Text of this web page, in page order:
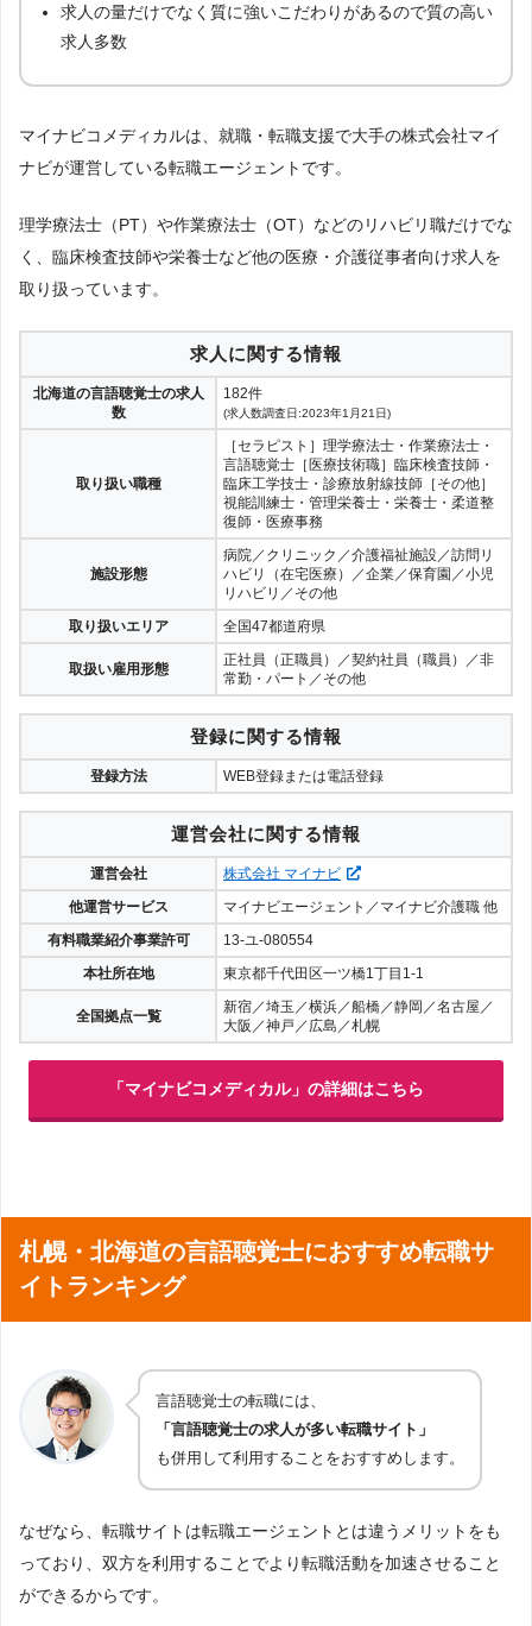
求人の量だけでなく質に強いこだわりがあるので質の高い
求人多数
マイナビコメディカルは、就職・転職支援で大手の株式会社マイ
ナビが運営している転職エージェントです。
理学療法士（PT）や作業療法士（OT）などのリハビリ職だけでな
く、臨床検査技師や栄養士など他の医療・介護従事者向け求人を
取り扱っています。
求人に関する情報
北海道の言語聴覚士の求人
数
182件
(求人数調査日:2023年1月21日)
取り扱い職種
［セラピスト］理学療法士・作業療法士・
言語聴覚士［医療技術職］臨床検査技師・
臨床工学技士・診療放射線技師［その他］
視能訓練士・管理栄養士・栄養士・柔道整
復師・医療事務
施設形態
病院／クリニック／介護福祉施設／訪問リ
ハビリ（在宅医療）／企業／保育園／小児
リハビリ／その他
取り扱いエリア
全国47都道府県
取扱い雇用形態
正社員（正職員）／契約社員（職員）／非
常勤・パート／その他
登録に関する情報
登録方法 WEB登録または電話登録
運営会社に関する情報
運営会社
株式会社 マイナビ
他運営サービス
マイナビエージェント／マイナビ介護職 他
有料職業紹介事業許可
13-ユ-080554
本社所在地
東京都千代田区一ツ橋1丁目1-1
全国拠点一覧
新宿／埼玉／横浜／船橋／静岡／名古屋／
大阪／神戸／広島／札幌
「マイナビコメディカル」の詳細はこちら
札幌・北海道の言語聴覚士におすすめ転職サ
イトランキング
言語聴覚士の転職には、
「言語聴覚士の求人が多い転職サイト」
も併用して利用することをおすすめします。
なぜなら、転職サイトは転職エージェントとは違うメリットをも
っており、双方を利用することでより転職活動を加速させること
ができるからです。